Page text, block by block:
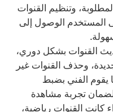
وتنظيم القنوات
المستخدم الوصول إلى
القنوات بشكل دوري،
وحذف القنوات غير
يقوم الفني بضبط
تجربة مشاهدة
كانت القنوات رياضية،